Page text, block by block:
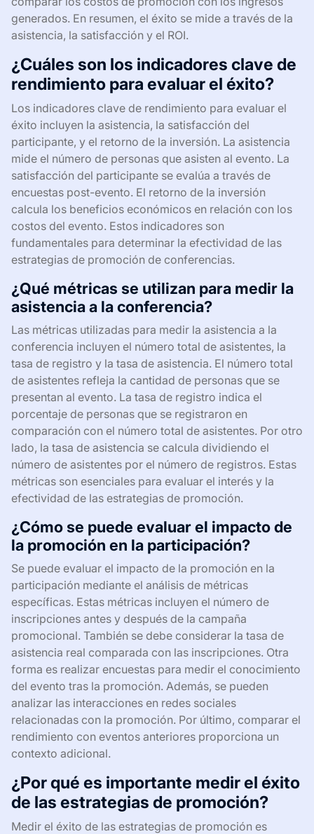
generados. En resumen, el éxito se mide a través de la
asistencia, la satisfacción y el ROI.
¿Cuáles son los indicadores clave de
rendimiento para evaluar el éxito?
Los indicadores clave de rendimiento para evaluar el
éxito incluyen la asistencia, la satisfacción del
participante, y el retorno de la inversión. La asistencia
mide el número de personas que asisten al evento. La
satisfacción del participante se evalúa a través de
encuestas post-evento. El retorno de la inversión
calcula los beneficios económicos en relación con los
costos del evento. Estos indicadores son
fundamentales para determinar la efectividad de las
estrategias de promoción de conferencias.
¿Qué métricas se utilizan para medir la
asistencia a la conferencia?
Las métricas utilizadas para medir la asistencia a la
conferencia incluyen el número total de asistentes, la
tasa de registro y la tasa de asistencia. El número total
de asistentes refleja la cantidad de personas que se
presentan al evento. La tasa de registro indica el
porcentaje de personas que se registraron en
comparación con el número total de asistentes. Por otro
lado, la tasa de asistencia se calcula dividiendo el
número de asistentes por el número de registros. Estas
métricas son esenciales para evaluar el interés y la
efectividad de las estrategias de promoción.
¿Cómo se puede evaluar el impacto de
la promoción en la participación?
Se puede evaluar el impacto de la promoción en la
participación mediante el análisis de métricas
específicas. Estas métricas incluyen el número de
inscripciones antes y después de la campaña
promocional. También se debe considerar la tasa de
asistencia real comparada con las inscripciones. Otra
forma es realizar encuestas para medir el conocimiento
del evento tras la promoción. Además, se pueden
analizar las interacciones en redes sociales
relacionadas con la promoción. Por último, comparar el
rendimiento con eventos anteriores proporciona un
contexto adicional.
¿Por qué es importante medir el éxito
de las estrategias de promoción?
Medir el éxito de las estrategias de promoción es